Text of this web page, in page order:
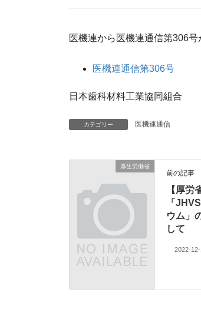
医機連から医機連通信第306
医機連通信第306号
日本歯科材料工業協同組合
カテゴリー 医機連通信
厚生労働省
前の記事
【厚労
「
ウム」
して
2022-